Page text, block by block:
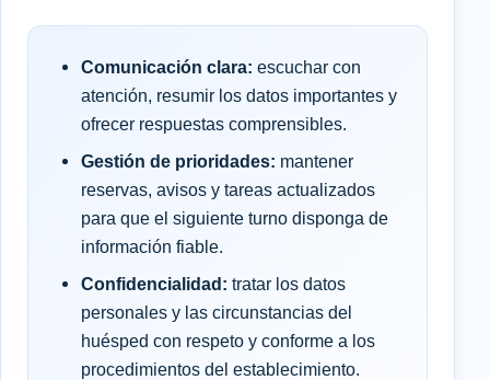
Comunicación clara: escuchar con
atención, resumir los datos importantes y
ofrecer respuestas comprensibles.
Gestión de prioridades: mantener
reservas, avisos y tareas actualizados
para que el siguiente turno disponga de
información fiable.
Confidencialidad: tratar los datos
personales y las circunstancias del
huésped con respeto y conforme a los
procedimientos del establecimiento.